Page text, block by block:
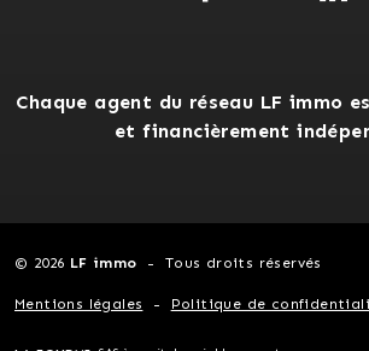
Chaque agent du réseau LF immo
et financièrement
© 2026 LF immo Tous droits réservés
Mentions légales Politique de